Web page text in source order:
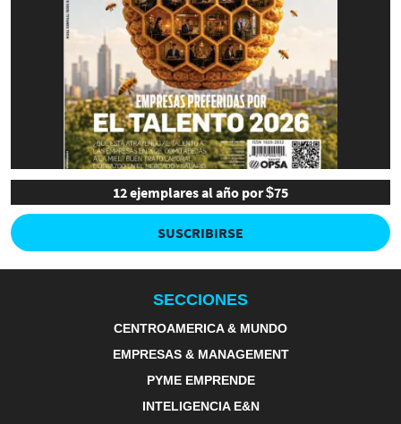
12 ejemplares al año por $75
SUSCRIBIRSE
SECCIONES
CENTROAMERICA & MUNDO
EMPRESAS & MANAGEMENT
PYME EMPRENDE
INTELIGENCIA E&N